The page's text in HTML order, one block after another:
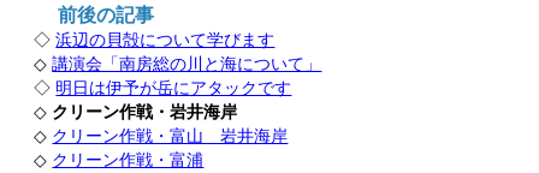
前後の記事
◇浜辺の貝殻について学びます
◇講演会「南房総の川と海について」
◇ 明日は伊予が岳にアタックです
◇ クリーン作戦・岩井海岸
◇ クリーン作戦・富山 岩井海岸
◇ クリーン作戦・富浦